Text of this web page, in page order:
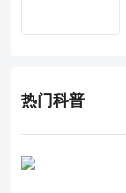
热门科普